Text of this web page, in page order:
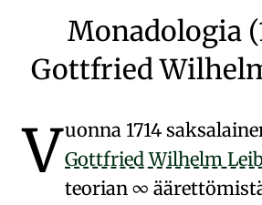
Monadologia
Gottfried
Vuonna 1714
Gottfried Wilhelm
teorian∞